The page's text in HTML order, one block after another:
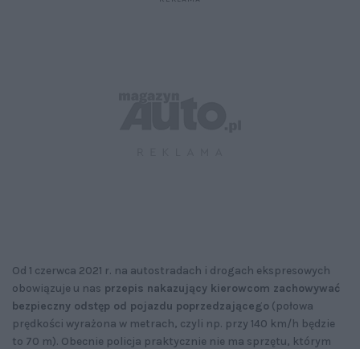
Od 1 czerwca 2021 r. na autostradach i drogach ekspresowych
obowiązuje u nas przepis nakazujący kierowcom zachowywać
bezpieczny odstęp od pojazdu poprzedzającego (połowa
prędkości wyrażona w metrach, czyli np. przy 140 km/h będzie
to 70 m). Obecnie policja praktycznie nie ma sprzętu, którym